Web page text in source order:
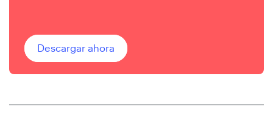
esfuerzos con un plan claro, las
organizaciones pueden lograr un
Descargar ahora